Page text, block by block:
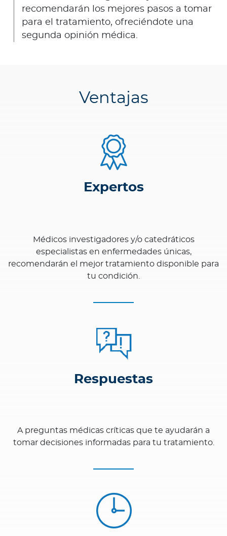
recomendarán los mejores pasos a tomar
para el tratamiento, ofreciéndote una
segunda opinión médica.
Ventajas
Expertos
Médicos investigadores y/o catedráticos
especialistas en enfermedades únicas,
recomendarán el mejor tratamiento disponible para
tu condición.
Respuestas
A preguntas médicas críticas que te ayudarán a
tomar decisiones informadas para tu tratamiento.